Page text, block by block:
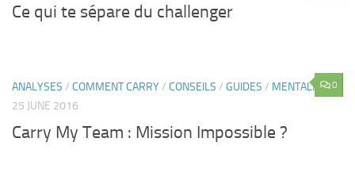
Ce qui te sépare du challenger
0
ANALYSES / COMMENT CARRY/ CONSEILS / GUIDES / MENTALITÉ
25 JUNE 2016
Carry My Team : Mission Impossible ?